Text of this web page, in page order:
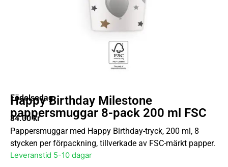
Födelsedag
Happy Birthday Milestone
pappersmuggar 8-pack 200 ml FSC
34.00kr
Pappersmuggar med Happy Birthday-tryck, 200 ml, 8
stycken per förpackning, tillverkade av FSC-märkt papper.
Leveranstid 5-10 dagar